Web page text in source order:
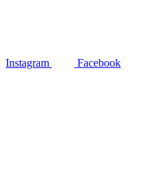
Instagram Facebook